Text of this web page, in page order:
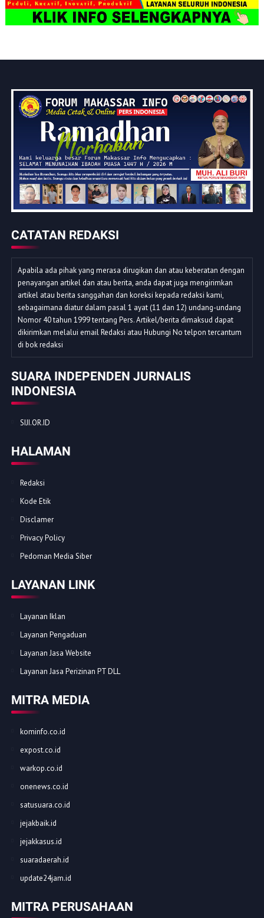
CATATAN REDAKSI
Apabila ada pihak yang merasa dirugikan dan atau keberatan dengan
penayangan artikel dan atau berita, anda dapat juga mengirimkan
artikel atau berita sanggahan dan koreksi kepada redaksi kami,
sebagaimana diatur dalam pasal 1 ayat (11 dan 12) undang-undang
Nomor 40 tahun 1999 tentang Pers. Artikel/berita dimaksud dapat
dikirimkan melalui email Redaksi atau Hubungi No telpon tercantum
di bok redaksi
SUARA INDEPENDEN JURNALIS
INDONESIA
SIJI.OR.ID
HALAMAN
Redaksi
Kode Etik
Disclamer
Privacy Policy
Pedoman Media Siber
LAYANAN LINK
Layanan Iklan
Layanan Pengaduan
Layanan Jasa Website
Layanan Jasa Perizinan PT DLL
MITRA MEDIA
kominfo.co.id
expost.co.id
warkop.co.id
onenews.co.id
satusuara.co.id
jejakbaik.id
jejakkasus.id
suaradaerah.id
update24jam.id
MITRA PERUSAHAAN